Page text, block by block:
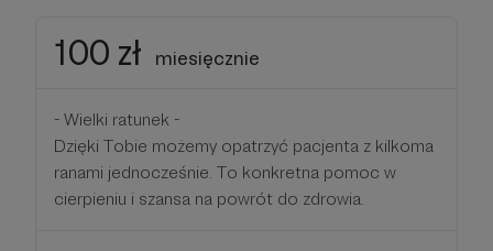
100 zł miesięcznie
- Wielki ratunek -
Dzięki Tobie możemy opatrzyć pacjenta z kilkoma
ranami jednocześnie. To konkretna pomoc w
cierpieniu i szansa na powrót do zdrowia.